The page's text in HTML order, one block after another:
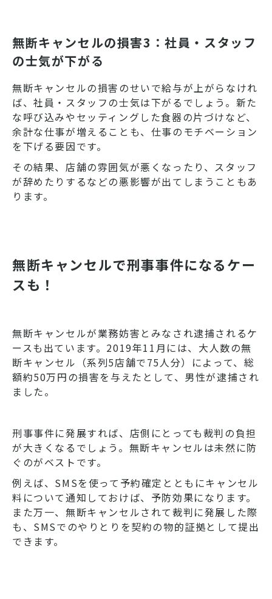
無断キャンセルの損害3：社員・スタッフ
の士気が下がる
無断キャンセルの損害のせいで給与が上がらなけれ
ば、社員・スタッフの士気は下がるでしょう。新た
な呼び込みやセッティングした食器の片づけなど、
余計な仕事が増えることも、仕事のモチベーション
を下げる要因です。
その結果、店舗の雰囲気が悪くなったり、スタッフ
が辞めたりするなどの悪影響が出てしまうこともあ
ります。
無断キャンセルで刑事事件になるケー
スも！
無断キャンセルが業務妨害とみなされ逮捕されるケ
ースも出ています。2019年11月には、大人数の無
断キャンセル（系列5店舗で75人分）によって、総
額約50万円の損害を与えたとして、男性が逮捕され
ました。
刑事事件に発展すれば、店側にとっても裁判の負担
が大きくなるでしょう。無断キャンセルは未然に防
ぐのがベストです。
例えば、SMSを使って予約確定とともにキャンセル
料について通知しておけば、予防効果になります。
また万一、無断キャンセルされて裁判に発展した際
も、SMSでのやりとりを契約の物的証拠として提出
できます。